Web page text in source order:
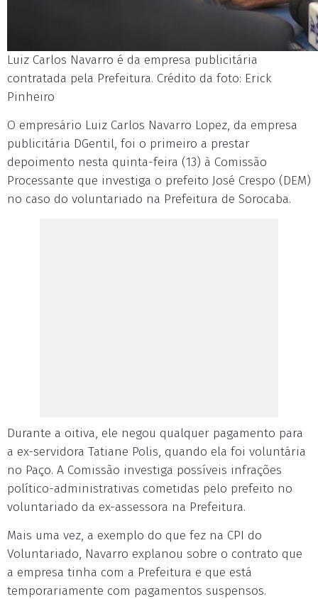
Luiz Carlos Navarro é da empresa publicitária
contratada pela Prefeitura. Crédito da foto: Erick
Pinheiro
O empresário Luiz Carlos Navarro Lopez, da empresa
publicitária DGentil, foi o primeiro a prestar
depoimento nesta quinta-feira (13) à Comissão
Processante que investiga o prefeito José Crespo (DEM)
no caso do voluntariado na Prefeitura de Sorocaba.
Durante a oitiva, ele negou qualquer pagamento para
a ex-servidora Tatiane Polis, quando ela foi voluntária
no Paço. A Comissão investiga possíveis infrações
político-administrativas cometidas pelo prefeito no
voluntariado da ex-assessora na Prefeitura.
Mais uma vez, a exemplo do que fez na CPI do
Voluntariado, Navarro explanou sobre o contrato que
a empresa tinha com a Prefeitura e que está
temporariamente com pagamentos suspensos.